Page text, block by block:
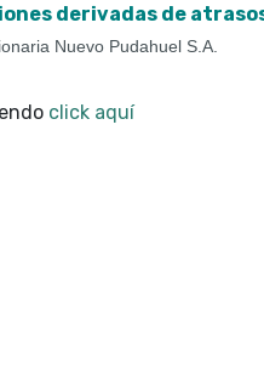
derivadas de
Nuevo Pudahuel S.A.
click aquí